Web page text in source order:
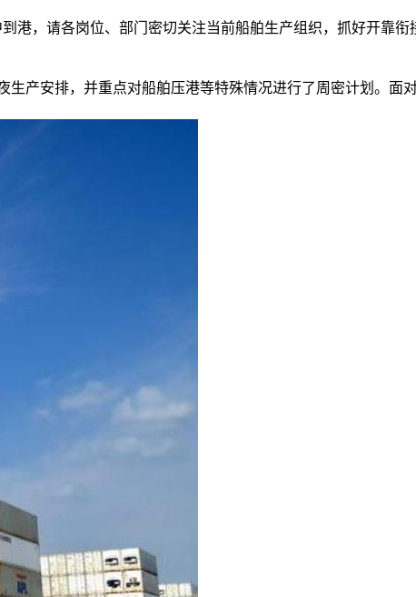
港，请各岗位、部门密切关注当前船舶生产组织，抓好开靠
产安排，并重点对船舶压港等特殊情况进行了周密计划。面